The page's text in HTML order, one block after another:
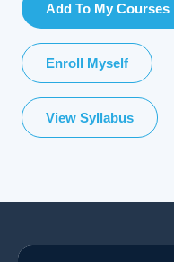
Add To My Courses
Enroll Myself
View Syllabus